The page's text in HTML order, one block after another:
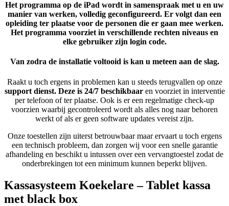
Het programma op de iPad wordt in samenspraak met u en uw
manier van werken, volledig geconfigureerd. Er volgt dan een
opleiding ter plaatse voor de personen die er gaan mee werken.
Het programma voorziet in verschillende rechten niveaus en
elke gebruiker zijn login code.
Van zodra de installatie voltooid is kan u meteen aan de slag.
Raakt u toch ergens in problemen kan u steeds terugvallen op onze
support dienst. Deze is 24/7 beschikbaaren voorziet in interventie
per telefoon of ter plaatse. Ook is er een regelmatige check-up
voorzien waarbij gecontroleerd wordt als alles nog naar behoren
werkt of als er geen software updates vereist zijn.
Onze toestellen zijn uiterst betrouwbaar maar ervaart u toch ergens
een technisch probleem, dan zorgen wij voor een snelle garantie
afhandeling en beschikt u intussen over een vervangtoestel zodat de
onderbrekingen tot een minimum kunnen beperkt blijven.
Kassasysteem Koekelare – Tablet kassa
met black box